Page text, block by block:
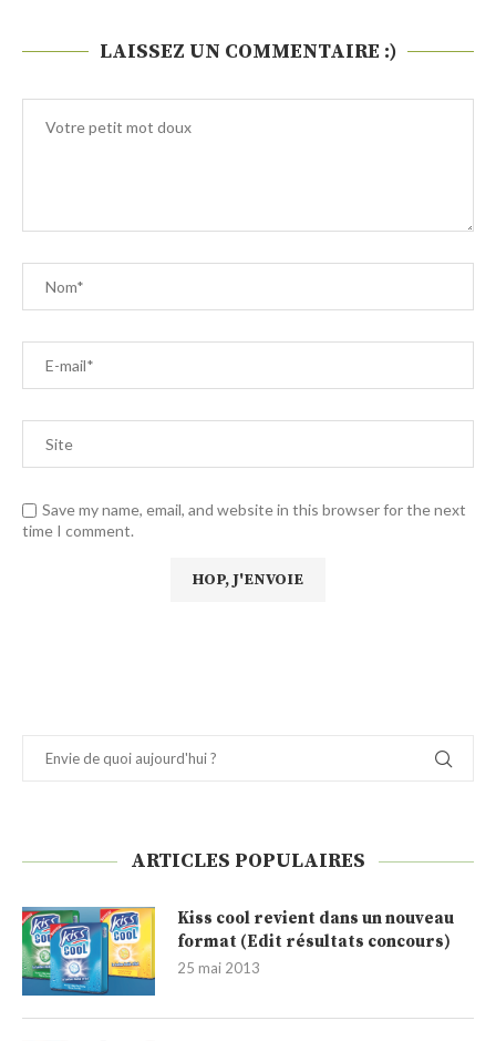
LAISSEZ UN COMMENTAIRE :)
Save my name, email, and website in this browser for the next
time I comment.
ARTICLES POPULAIRES
Kiss cool revient dans un nouveau
format (Edit résultats concours)
25 mai 2013